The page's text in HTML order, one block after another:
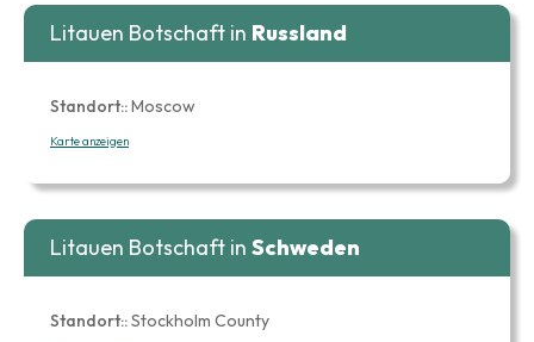
Litauen Botschaft in Russland
Standort::Moscow
Karte anzeigen
Litauen Botschaft in Schweden
Standort::Stockholm County